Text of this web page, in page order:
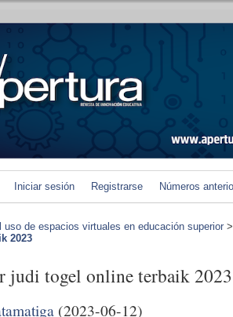
Iniciar sesión Registrarse Números
uso de espacios virtuales en educación superior
2023
judi togel online terbaik 2023
(2023-06-12)